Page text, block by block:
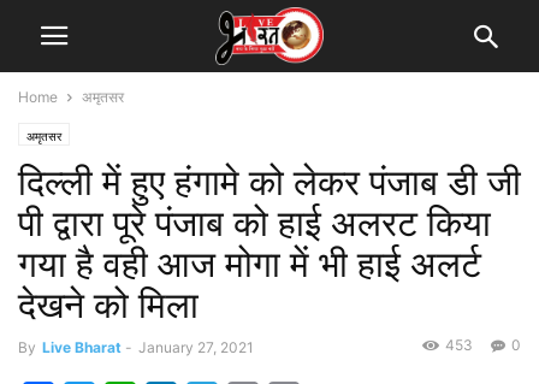
Home अमृतसर
अमृतसर
दिल्ली में हुए हंगामे को लेकर पंजाब डी जी
पी द्वारा पूरे पंजाब को हाई अलरट किया
गया है वही आज मोगा में भी हाई अलर्ट
देखने को मिला
By Live Bharat - January 27, 2021 0
453